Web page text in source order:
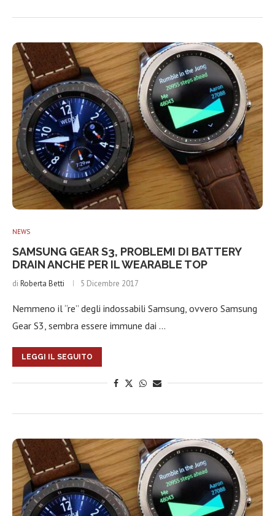
NEWS
SAMSUNG GEAR S3, PROBLEMI DI BATTERY
DRAIN ANCHE PER IL WEARABLE TOP
di Roberta Betti 5 Dicembre 2017
Nemmeno il “re” degli indossabili Samsung, ovvero Samsung
Gear S3, sembra essere immune dai …
LEGGI IL SEGUITO